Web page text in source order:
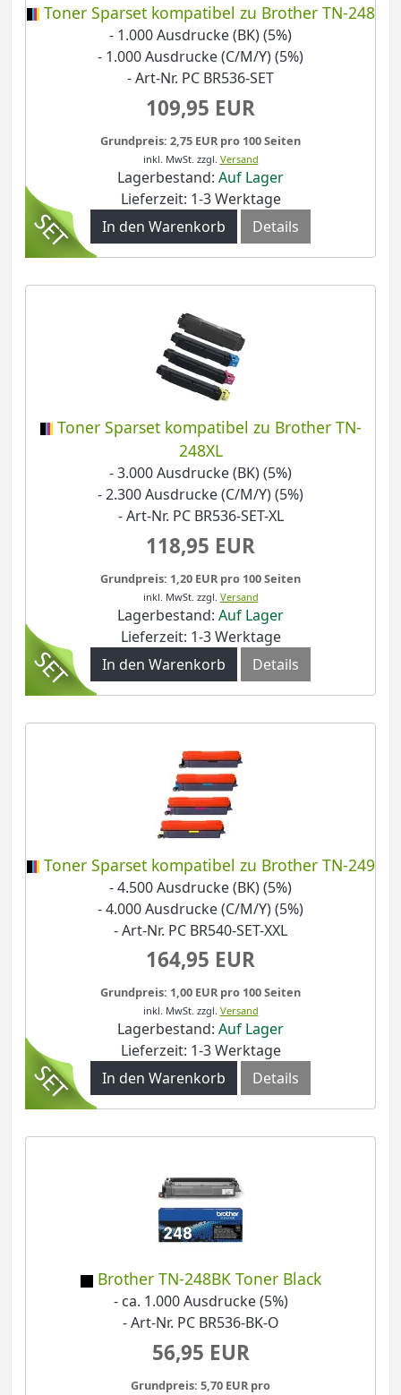
Toner Sparset kompatibel zu Brother TN-248
- 1.000 Ausdrucke (BK) (5%)
- 1.000 Ausdrucke (C/M/Y) (5%)
- Art-Nr. PC BR536-SET
109,95 EUR
Grundpreis: 2,75 EUR pro 100 Seiten
inkl. MwSt. zzgl. Versand
Lagerbestand: Auf Lager
Lieferzeit: 1-3 Werktage
In den Warenkorb
Details
Toner Sparset kompatibel zu Brother TN-
248XL
- 3.000 Ausdrucke (BK) (5%)
- 2.300 Ausdrucke (C/M/Y) (5%)
- Art-Nr. PC BR536-SET-XL
118,95 EUR
Grundpreis: 1,20 EUR pro 100 Seiten
inkl. MwSt. zzgl. Versand
Lagerbestand: Auf Lager
Lieferzeit: 1-3 Werktage
In den Warenkorb
Details
Toner Sparset kompatibel zu Brother TN-249
- 4.500 Ausdrucke (BK) (5%)
- 4.000 Ausdrucke (C/M/Y) (5%)
- Art-Nr. PC BR540-SET-XXL
164,95 EUR
Grundpreis: 1,00 EUR pro 100 Seiten
inkl. MwSt. zzgl. Versand
Lagerbestand: Auf Lager
Lieferzeit: 1-3 Werktage
In den Warenkorb
Details
Brother TN-248BK Toner Black
- ca. 1.000 Ausdrucke (5%)
- Art-Nr. PC BR536-BK-O
56,95 EUR
Grundpreis: 5,70 EUR pro